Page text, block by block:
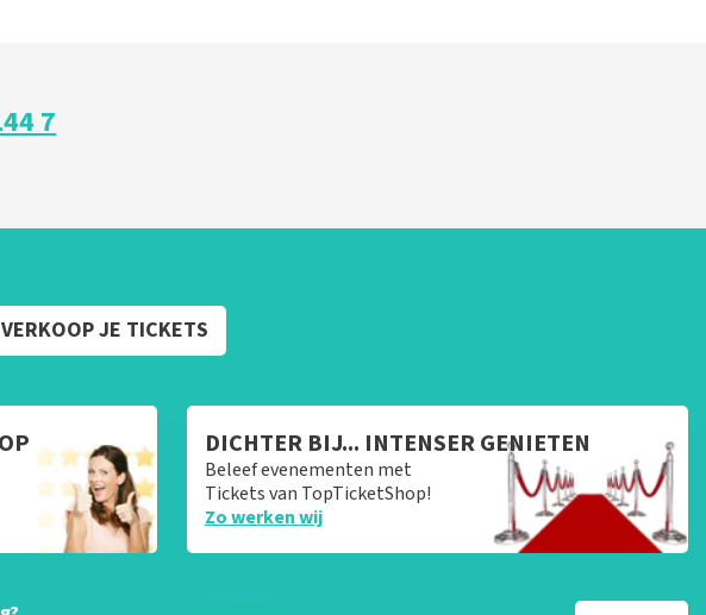
7
VERKOOP JE TICKETS
DICHTER BIJ... INTENSER GENIETEN
Beleef evenementen met
Tickets van TopTicketShop!
Zo werken wij